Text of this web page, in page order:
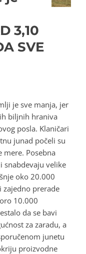
3,10
SVE
je sve manja, jer
biljnih hraniva
posla. Klaničari
junad počeli su
mere. Posebna
snabdevaju velike
oko 20.000
zajedno prerade
10.000
da se bavi
za zaradu, a
junetu
proizvodne